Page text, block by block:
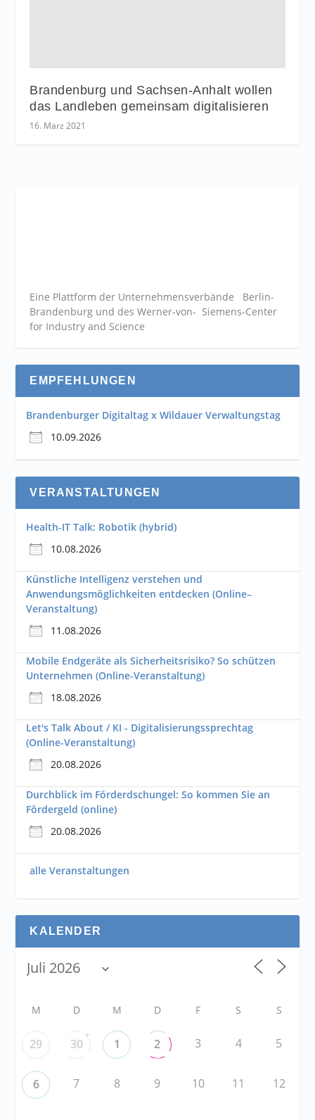
Brandenburg und Sachsen-Anhalt wollen
das Landleben gemeinsam digitalisieren
16. März 2021
Eine Plattform der Unternehmensverbände Berlin-
Brandenburg und des Werner-von- Siemens-Center
for Industry and Science
EMPFEHLUNGEN
Brandenburger Digitaltag x Wildauer Verwaltungstag
10.09.2026
VERANSTALTUNGEN
Health-IT Talk: Robotik (hybrid)
10.08.2026
Künstliche Intelligenz verstehen und
Anwendungsmöglichkeiten entdecken (Online–
Veranstaltung)
11.08.2026
Mobile Endgeräte als Sicherheitsrisiko? So schützen
Unternehmen (Online-Veranstaltung)
18.08.2026
Let's Talk About / KI - Digitalisierungssprechtag
(Online-Veranstaltung)
20.08.2026
Durchblick im Förderdschungel: So kommen Sie an
Fördergeld (online)
20.08.2026
alle Veranstaltungen
KALENDER
M D M D F S S
29 30
+
1 2 3 4 5
6 7 8 9 10 11 12